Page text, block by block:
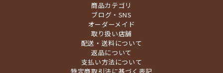
商品カテゴリ
ブログ・SNS
オーダーメイド
取り扱い店舗
配送・送料について
返品について
支払い方法について